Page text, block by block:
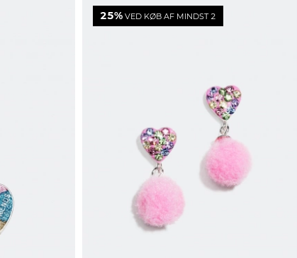
25% VED KØB AF MINDST 2